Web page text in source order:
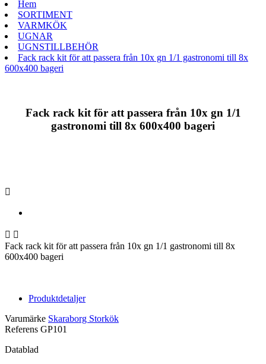
Hem
SORTIMENT
VARMKÖK
UGNAR
UGNSTILLBEHÖR
Fack rack kit för att passera från 10x gn 1/1 gastronomi till 8x
600x400 bageri
Fack rack kit för att passera från 10x gn 1/1
gastronomi till 8x 600x400 bageri

 
Fack rack kit för att passera från 10x gn 1/1 gastronomi till 8x
600x400 bageri
Produktdetaljer
Varumärke Skaraborg Storkök
Referens GP101
Datablad